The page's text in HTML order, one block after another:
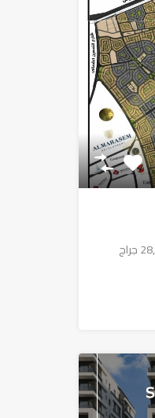
بيت الوطن الحي الخامس سعر المتر 28,000 جراج